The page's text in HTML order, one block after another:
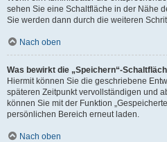
sehen Sie eine Schaltfläche in der Nähe
Sie werden dann durch die weiteren
Nach oben
Was bewirkt die „Speichern“-
Hiermit können Sie die geschriebene
späteren Zeitpunkt vervollständigen und
können Sie mit der Funktion
persönlichen Bereich erneut laden.
Nach oben